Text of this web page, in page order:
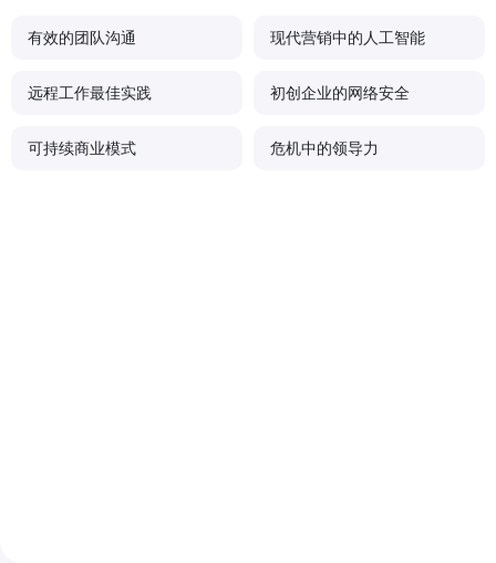
有效的团队沟通 现代营销中的人工智能
远程工作最佳实践 初创企业的网络安全
可持续商业模式 危机中的领导力